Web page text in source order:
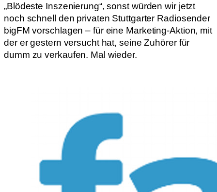
„Blödeste Inszenierung“, sonst würden wir jetzt
noch schnell den privaten Stuttgarter Radiosender
bigFM vorschlagen – für eine Marketing-Aktion, mit
der er gestern versucht hat, seine Zuhörer für
dumm zu verkaufen. Mal wieder.